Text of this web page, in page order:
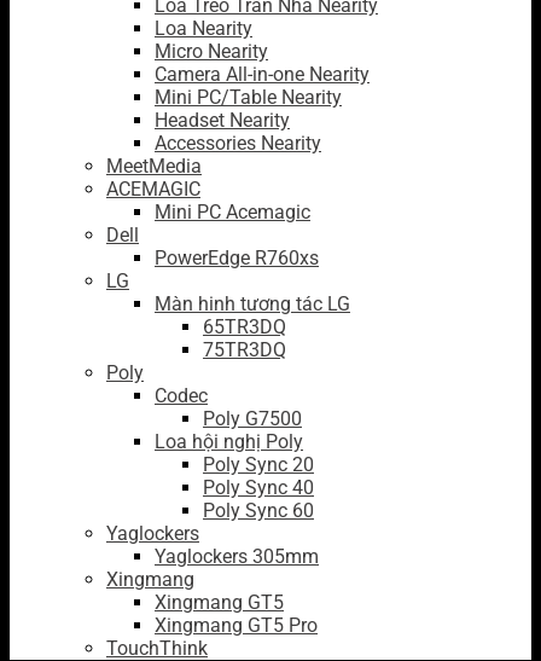
Loa Treo Trần Nhà Nearity
Loa Nearity
Micro Nearity
Camera All-in-one Nearity
Mini PC/Table Nearity
Headset Nearity
Accessories Nearity
MeetMedia
ACEMAGIC
Mini PC Acemagic
Dell
PowerEdge R760xs
LG
Màn hinh tương tác LG
65TR3DQ
75TR3DQ
Poly
Codec
Poly G7500
Loa hội nghị Poly
Poly Sync 20
Poly Sync 40
Poly Sync 60
Yaglockers
Yaglockers 305mm
Xingmang
Xingmang GT5
Xingmang GT5 Pro
TouchThink